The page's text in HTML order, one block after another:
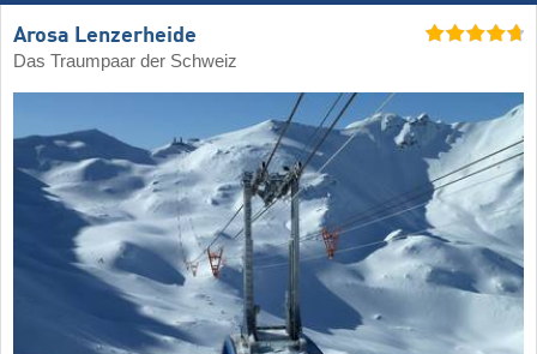
Arosa Lenzerheide
Das Traumpaar der Schweiz